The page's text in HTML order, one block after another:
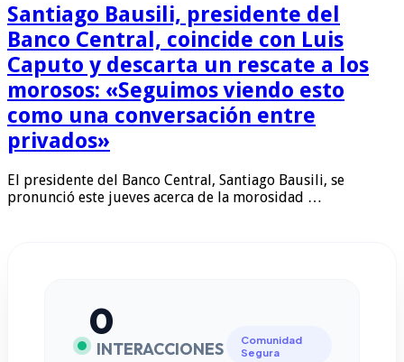
Santiago Bausili, presidente del
Banco Central, coincide con Luis
Caputo y descarta un rescate a los
morosos: «Seguimos viendo esto
como una conversación entre
privados»
El presidente del Banco Central, Santiago Bausili, se
pronunció este jueves acerca de la morosidad …
0
INTERACCIONES
Comunidad
Segura